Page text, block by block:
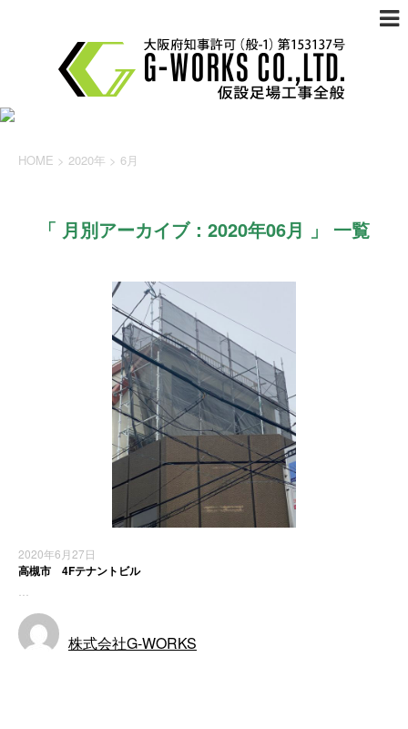
HOME > 2020年 > 6月
「 月別アーカイブ：2020年06月 」 一覧
2020年6月27日
高槻市 4Fテナントビル
株式会社G-WORKS